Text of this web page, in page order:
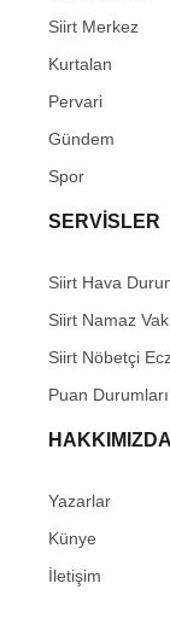
Siirt Merkez
Kurtalan
Pervari
Gündem
Spor
SERVİSLER
Siirt Hava
Siirt Namaz
Siirt Nöbetçi
Puan Durumları
HAKKIMIZDA
Yazarlar
Künye
İletişim